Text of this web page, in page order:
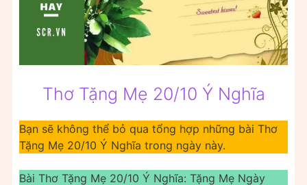
Thơ Tặng Mẹ 20/10 Ý Nghĩa
Bạn sẽ không thể bỏ qua tổng hợp những bài Thơ
Tặng Mẹ 20/10 Ý Nghĩa trong ngày này.
Bài Thơ Tặng Mẹ 20/10 Ý Nghĩa: Tặng Mẹ Ngày